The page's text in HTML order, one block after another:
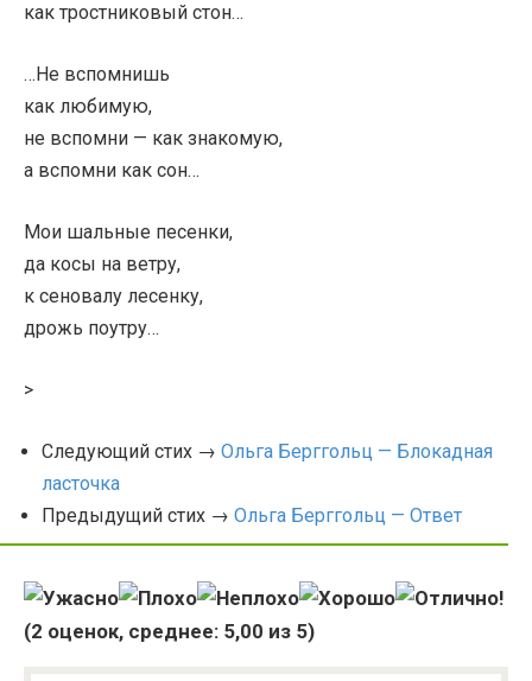
как тростниковый стон…
…Не вспомнишь
как любимую,
не вспомни — как знакомую,
а вспомни как сон…
Мои шальные песенки,
да косы на ветру,
к сеновалу лесенку,
дрожь поутру…
>
Следующий стих → Ольга Берггольц — Блокадная
ласточка
Предыдущий стих → Ольга Берггольц — Ответ
(2 оценок, среднее: 5,00 из 5)